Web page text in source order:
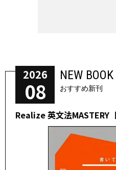
2026
08
NEW BOOK
おすすめ新刊
Realize 英文法MASTERY